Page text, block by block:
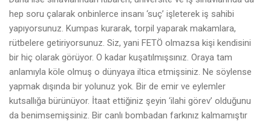
hep soru çalarak onbinlerce insanı ‘suç’ işleterek iş sahibi
yapıyorsunuz. Kumpas kurarak, torpil yaparak makamlara,
rütbelere getiriyorsunuz. Siz, yani FETÖ olmazsa kişi kendisini
bir hiç olarak görüyor. O kadar kuşatılmışsınız. Oraya tam
anlamıyla köle olmuş o dünyaya iltica etmişsiniz. Ne söylense
yapmak dışında bir yolunuz yok. Bir de emir ve eylemler
kutsallığa bürünüyor. İtaat ettiğiniz şeyin ‘ilahi görev’ olduğunu
da benimsemişsiniz. Bir canlı bombadan farkınız kalmamıştır